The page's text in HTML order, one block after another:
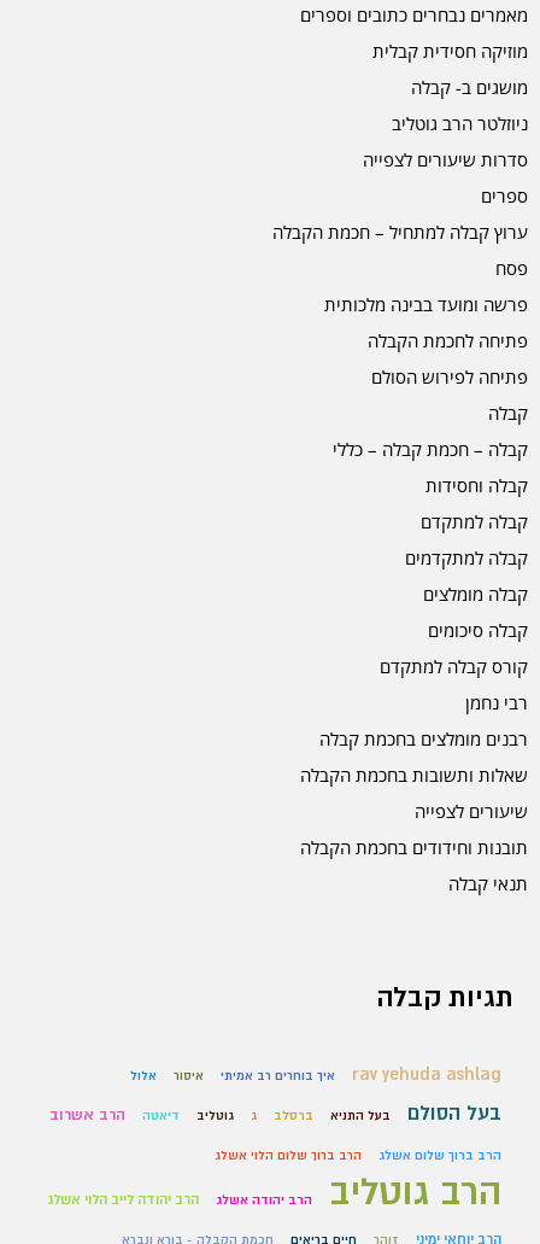
מאמרים נבחרים כתובים וספרים
מוזיקה חסידית קבלית
מושגים ב- קבלה
ניוזלטר הרב גוטליב
סדרות שיעורים לצפייה
ספרים
ערוץ קבלה למתחיל – חכמת הקבלה
פסח
פרשה ומועד בבינה מלכותית
פתיחה לחכמת הקבלה
פתיחה לפירוש הסולם
קבלה
קבלה – חכמת קבלה – כללי
קבלה וחסידות
קבלה למתקדם
קבלה למתקדמים
קבלה מומלצים
קבלה סיכומים
קורס קבלה למתקדם
רבי נחמן
רבנים מומלצים בחכמת קבלה
שאלות ותשובות בחכמת הקבלה
שיעורים לצפייה
תובנות וחידודים בחכמת הקבלה
תנאי קבלה
תגיות קבלה
rav yehuda ashlag איך בוחרים רב אמיתי איסור אלול
בעל הסולם בעל התניא ברסלב ג גוטליב דיאטה הרב אשרוב
הרב ברוך שלום אשלג הרב ברוך שלום הלוי אשלג
הרב גוטליב הרב יהודה אשלג הרב יהודה לייב הלוי אשלג
הרב יוחאי ימיני זוהר חיים בריאים חכמת הקבלה - בורא ונברא